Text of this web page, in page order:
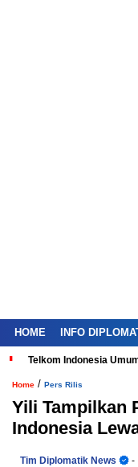
HOME INFO
Telkom Indonesia
Home / Pers Rilis
Yili Tampilkan
Indonesia
Tim Diplomatik News
-